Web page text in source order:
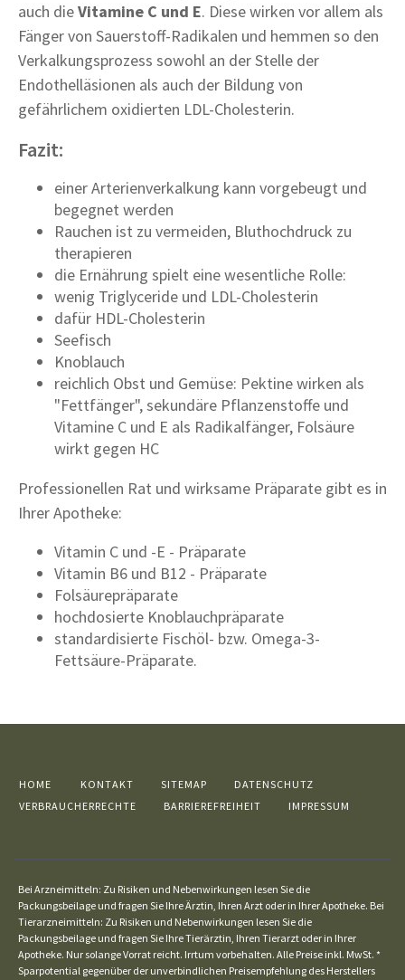
auch dieVitamine C und E. Diese wirken vor allem als
Fänger von Sauerstoff-Radikalen und hemmen so den
Verkalkungsprozess sowohl an der Stelle der
Endothelläsionen als auch der Bildung von
gefährlichem oxidierten LDL-Cholesterin.
Fazit:
einer Arterienverkalkung kann vorgebeugt und
begegnet werden
Rauchen ist zu vermeiden, Bluthochdruck zu
therapieren
die Ernährung spielt eine wesentliche Rolle:
wenig Triglyceride und LDL-Cholesterin
dafür HDL-Cholesterin
Seefisch
Knoblauch
reichlich Obst und Gemüse: Pektine wirken als
"Fettfänger", sekundäre Pflanzenstoffe und
Vitamine C und E als Radikalfänger, Folsäure
wirkt gegen HC
Professionellen Rat und wirksame Präparate gibt es in
Ihrer Apotheke:
Vitamin C und -E - Präparate
Vitamin B6 und B12 - Präparate
Folsäurepräparate
hochdosierte Knoblauchpräparate
standardisierte Fischöl- bzw. Omega-3-
Fettsäure-Präparate.
HOME KONTAKT SITEMAP
DATENSCHUTZ
VERBRAUCHERRECHTE
BARRIEREFREIHEIT IMPRESSUM
Bei Arzneimitteln: Zu Risiken und Nebenwirkungen lesen Sie die
Packungsbeilage und fragen Sie Ihre Ärztin, Ihren Arzt oder in Ihrer Apotheke. Bei
Tierarzneimitteln: Zu Risiken und Nebenwirkungen lesen Sie die
Packungsbeilage und fragen Sie Ihre Tierärztin, Ihren Tierarzt oder in Ihrer
Apotheke. Nur solange Vorrat reicht. Irrtum vorbehalten. Alle Preise inkl. MwSt. *
Sparpotential gegenüber der unverbindlichen Preisempfehlung des Herstellers